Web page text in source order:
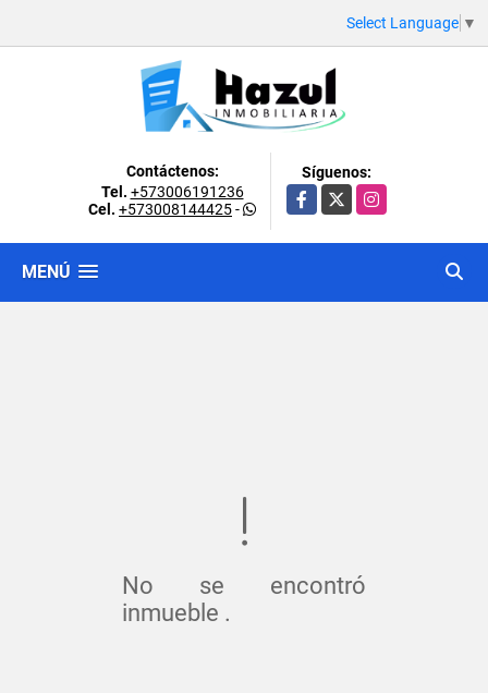
Select Language ▼
Contáctenos:
Tel. +573006191236
Cel. +573008144425-
Síguenos:
Facebook
X Instagram
MENÚ
No se encontró
inmueble .